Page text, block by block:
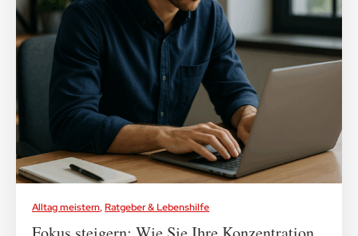
Medikamenten-Tipps
Ratgeber & Lebenshilfe
Alltag meistern,Ratgeber & Lebenshilfe